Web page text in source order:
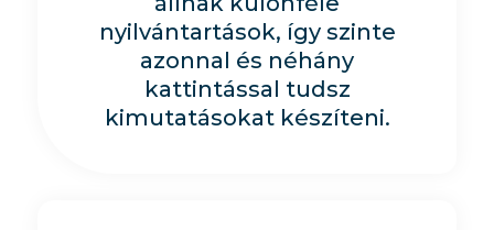
nyilvántartások, így szinte
azonnal és néhány
kattintással tudsz
kimutatásokat készíteni.